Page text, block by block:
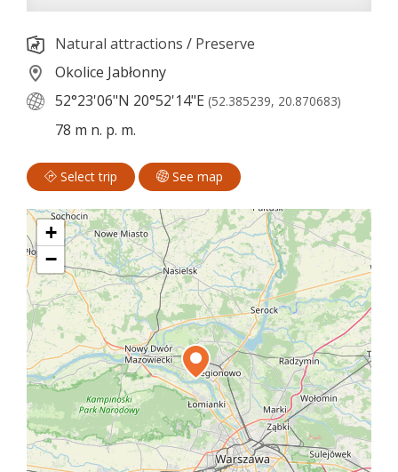
Natural attractions / Preserve
Okolice Jabłonny
52°23'06"N 20°52'14"E (52.385239, 20.870683)
78 m n. p. m.
Select trip See map
+
−